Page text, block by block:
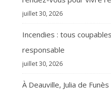
juillet 30, 2026
Incendies : tous
responsable
juillet 30, 2026
À Deauville, Julia de